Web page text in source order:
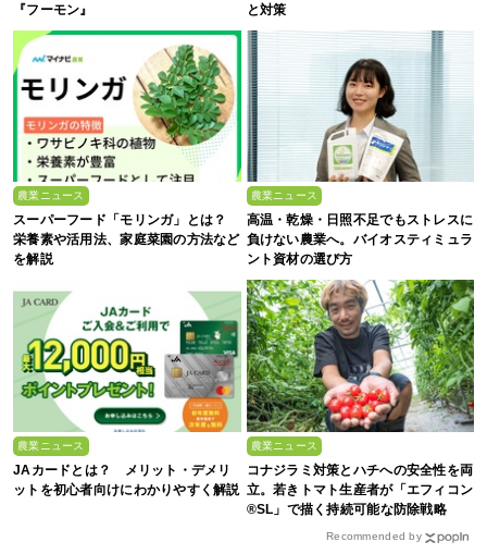
『フーモン』
と対策
農業ニュース
スーパーフード「モリンガ」とは？
栄養素や活用法、家庭菜園の方法など
を解説
農業ニュース
高温・乾燥・日照不足でもストレスに
負けない農業へ。バイオスティミュラ
ント資材の選び方
農業ニュース
JAカードとは？ メリット・デメリ
ットを初心者向けにわかりやすく解説
農業ニュース
コナジラミ対策とハチへの安全性を両
立。若きトマト生産者が「エフィコン
®SL」で描く持続可能な防除戦略
Recommended by